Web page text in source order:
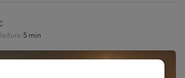
5 min